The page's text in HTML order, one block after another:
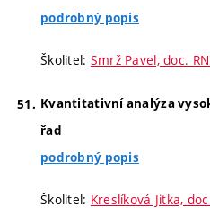
podrobný popis
Školitel: Smrž Pavel, doc.
Kvantitativní analýza
řad
podrobný popis
Školitel: Kreslíková Jitka,